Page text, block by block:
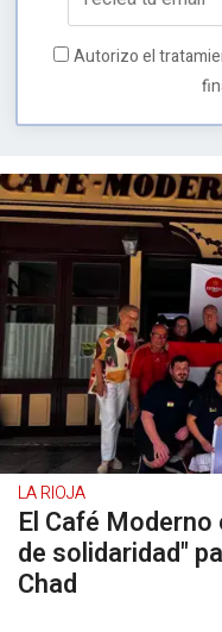
Autorizo el
LA RIOJA
El Café
de solidaridad"
Chad